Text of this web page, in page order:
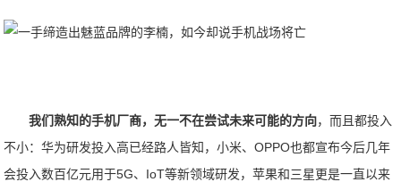
我们熟知的手机厂商，无一不在尝试未来可能的方向，而且都投入
不小：华为研发投入高已经路人皆知，小米、OPPO也都宣布今后几年
会投入数百亿元用于5G、IoT等新领域研发，苹果和三星更是一直以来